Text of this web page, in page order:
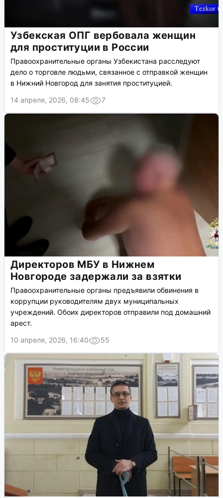
Узбекская ОПГ вербовала женщин
для проституции в России
Правоохранительные органы Узбекистана расследуют
дело о торговле людьми, связанное с отправкой женщин
в Нижний Новгород для занятия проституцией.
14 апреля, 2026, 08:45
7
Директоров МБУ в Нижнем
Новгороде задержали за взятки
Правоохранительные органы предъявили обвинения в
коррупции руководителям двух муниципальных
учреждений. Обоих директоров отправили под домашний
арест.
10 апреля, 2026, 16:40
55